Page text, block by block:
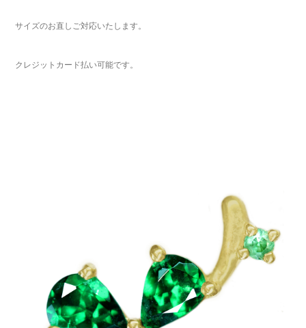
サイズのお直しご対応いたします。
クレジットカード払い可能です。